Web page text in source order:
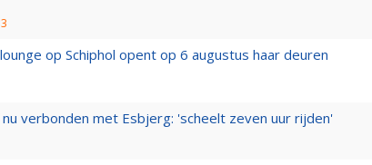
op Schiphol opent op 6 augustus haar deuren
verbonden met Esbjerg: 'scheelt zeven uur rijden'